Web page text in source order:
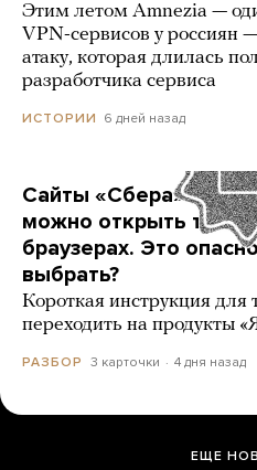
Этим летом Amnezia —
VPN-сервисов у
атаку, которая длилась
разработчика сервиса
ИСТОРИИ 6 дней назад
Сайты «Сбера» и
можно открыть
браузерах. Это
выбрать?
Короткая инструкция для
переходить на продукты
РАЗБОР 3 карточки 4 дня назад
ЕЩЕ